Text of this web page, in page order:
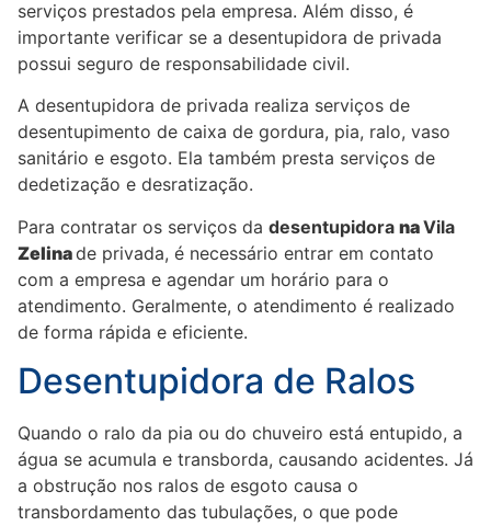
serviços prestados pela empresa. Além disso, é
importante verificar se a desentupidora de privada
possui seguro de responsabilidade civil.
A desentupidora de privada realiza serviços de
desentupimento de caixa de gordura, pia, ralo, vaso
sanitário e esgoto. Ela também presta serviços de
dedetização e desratização.
Para contratar os serviços da desentupidora naVila
Zelinade privada, é necessário entrar em contato
com a empresa e agendar um horário para o
atendimento. Geralmente, o atendimento é realizado
de forma rápida e eficiente.
Desentupidora de Ralos
Quando o ralo da pia ou do chuveiro está entupido, a
água se acumula e transborda, causando acidentes. Já
a obstrução nos ralos de esgoto causa o
transbordamento das tubulações, o que pode